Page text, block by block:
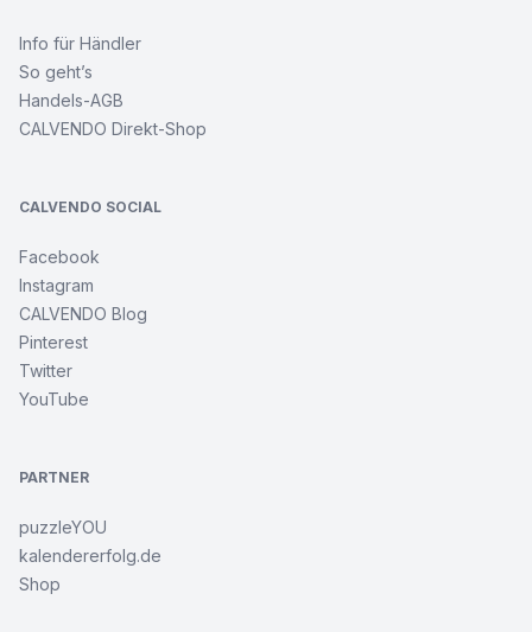
Info für Händler
So geht’s
Handels-AGB
CALVENDO Direkt-Shop
CALVENDO SOCIAL
Facebook
Instagram
CALVENDO Blog
Pinterest
Twitter
YouTube
PARTNER
puzzleYOU
kalendererfolg.de
Shop